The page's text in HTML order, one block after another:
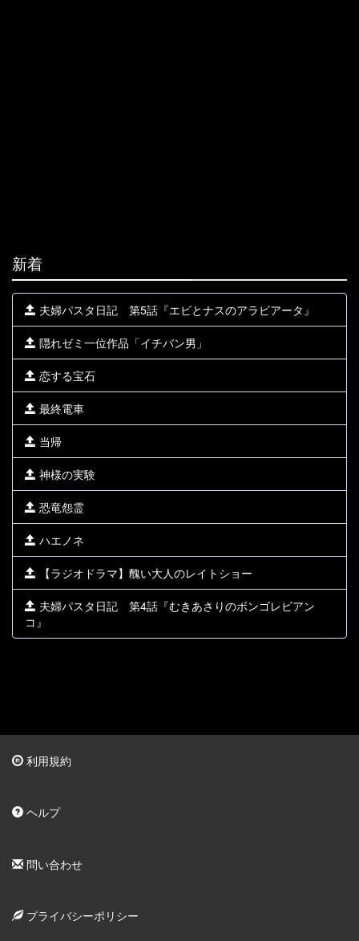
新着
夫婦パスタ日記 第5話『エビとナスのアラビアータ』
隠れゼミ一位作品「イチバン男」
恋する宝石
最終電車
当帰
神様の実験
恐竜怨霊
ハエノネ
【ラジオドラマ】醜い大人のレイトショー
夫婦パスタ日記 第4話『むきあさりのボンゴレビアン
コ』
利用規約
ヘルプ
問い合わせ
プライバシーポリシー